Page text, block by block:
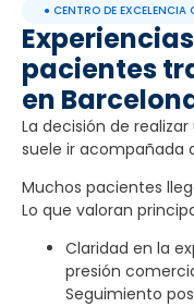
● CENTRO DE EXCELENCIA
pacientes
en
La decisión de
suele ir acompañada
Muchos pacientes
Lo que valoran
Claridad en la
presión
Seguimiento